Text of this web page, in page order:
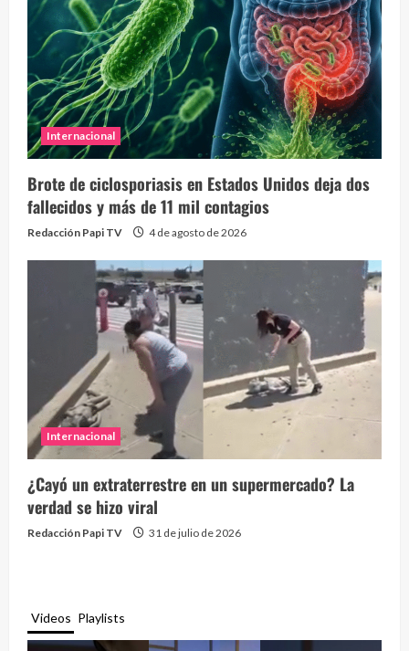
Internacional
Brote de ciclosporiasis en Estados Unidos deja dos
fallecidos y más de 11 mil contagios
Redacción Papi TV 4 de agosto de 2026
Internacional
¿Cayó un extraterrestre en un supermercado? La
verdad se hizo viral
Redacción Papi TV 31 de julio de 2026
Videos Playlists